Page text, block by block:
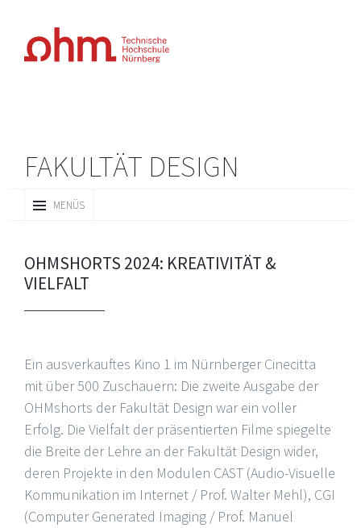
FAKULTÄT DESIGN
MENÜS
INHALT
OHMSHORTS 2024: KREATIVITÄT &
VIELFALT
Ein ausverkauftes Kino 1 im Nürnberger Cinecitta
mit über 500 Zuschauern: Die zweite Ausgabe der
OHMshorts der Fakultät Design war ein voller
Erfolg. Die Vielfalt der präsentierten Filme spiegelte
die Breite der Lehre an der Fakultät Design wider,
deren Projekte in den Modulen CAST (Audio-Visuelle
Kommunikation im Internet / Prof. Walter Mehl), CGI
(Computer Generated Imaging / Prof. Manuel